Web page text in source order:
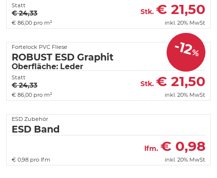
Statt
€ 24,33 Stk. € 21,50
€ 86,00 pro m² inkl. 20% MwSt
-12%
Fortelock PVC Fliese
ROBUST ESD Graphit
Oberfläche: Leder
Statt
€ 24,33 Stk. € 21,50
€ 86,00 pro m² inkl. 20% MwSt
ESD Zubehör
ESD Band
lfm. € 0,98
€ 0,98 pro lfm inkl. 20% MwSt